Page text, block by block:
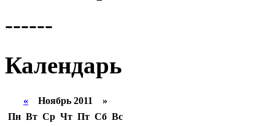
------
Календарь
« Ноябрь 2011 »
Пн Вт Ср Чт Пт Сб Вс